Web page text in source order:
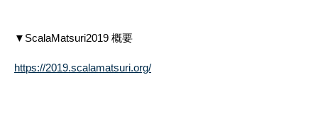
▼ScalaMatsuri2019 概要
https://2019.scalamatsuri.org/